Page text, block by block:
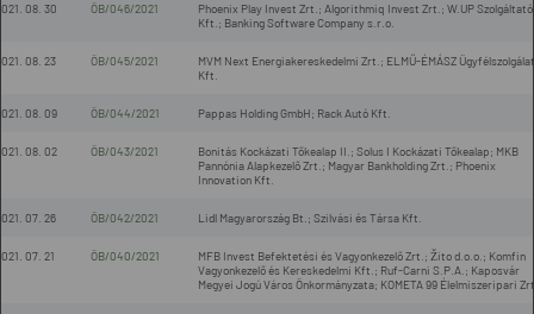
08. 30 ÖB/046/2021
Phoenix Play Invest Zrt.; Algorithmiq Invest Zrt.; W.UP Szolgáltató
Kft.; Banking Software Company s.r.o.
08. 23 ÖB/045/2021
MVM Next Energiakereskedelmi Zrt.; ELMŰ-ÉMÁSZ
Kft.
08. 09 ÖB/044/2021 Pappas Holding GmbH; Rack Autó Kft.
08. 02 ÖB/043/2021
Bonitás Kockázati Tőkealap II.; Solus I Kockázati Tőkealap; MKB
Pannónia Alapkezelő Zrt.; Magyar Bankholding Zrt.; Phoenix
Innovation Kft.
07. 26 ÖB/042/2021 Lidl Magyarország Bt.; Szilvási és Társa Kft.
07. 21 ÖB/040/2021
MFB Invest Befektetési és Vagyonkezelő Zrt.; Žito d.o.o.; Komfin
Vagyonkezelő és Kereskedelmi Kft.; Ruf-Carni S.P.A.; Kaposvár
Megyei Jogú Város Önkormányzata; KOMETA 99 Élelmiszeripari